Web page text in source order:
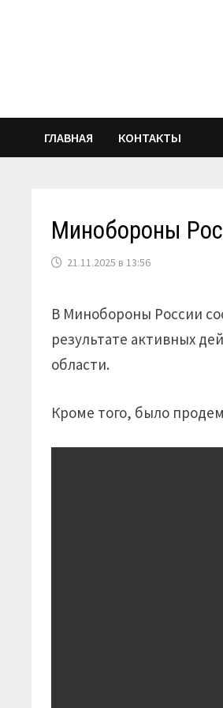
ГЛАВНАЯ КОНТАКТЫ
Минобороны
21.11.2025 в 13:56
В Минобороны России
результате активных
области.
Кроме того, было